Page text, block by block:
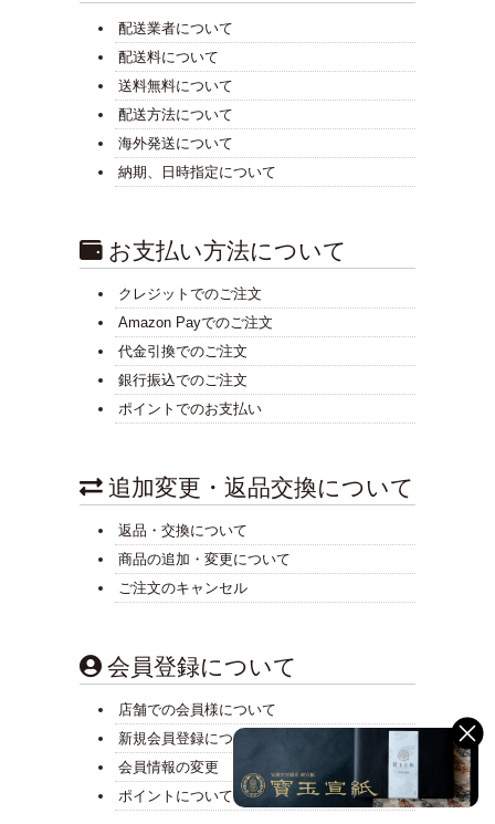
配送業者について
配送料について
送料無料について
配送方法について
海外発送について
納期、日時指定について
お支払い方法について
クレジットでのご注文
Amazon Payでのご注文
代金引換でのご注文
銀行振込でのご注文
ポイントでのお支払い
追加変更・返品交換について
返品・交換について
商品の追加・変更について
ご注文のキャンセル
会員登録について
店舗での会員様について
新規会員登録について
会員情報の変更
ポイントについて